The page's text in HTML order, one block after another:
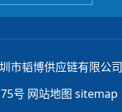
市韬博供应链有限公
号 网站地图 sitemap